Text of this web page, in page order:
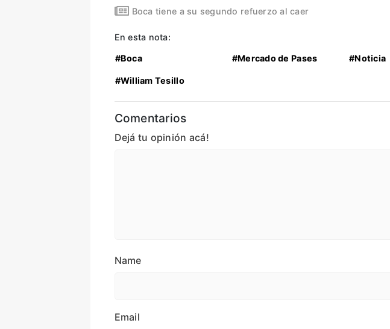
Boca tiene a su segundo refuerzo al caer
En esta nota:
#Boca #Mercado de Pases #Noticia
#William Tesillo
Comentarios
Dejá tu opinión acá!
Name
Email